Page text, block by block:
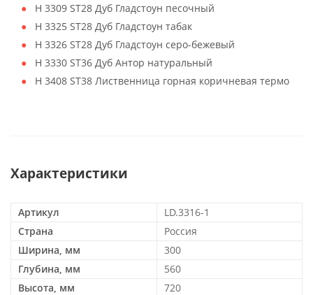
H 3309 ST28 Дуб Гладстоун песочный
H 3325 ST28 Дуб Гладстоун табак
H 3326 ST28 Дуб Гладстоун серо-бежевый
H 3330 ST36 Дуб Антор натуральный
H 3408 ST38 Лиственница горная коричневая термо
Характеристики
Артикул
LD.3316-1
Страна
Россия
Ширина, мм
300
Глубина, мм
560
Высота, мм
720